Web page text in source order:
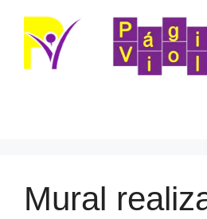
contenido
Mural